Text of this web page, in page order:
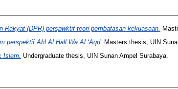
Rakyat (DPR) perspwktif teori pembatasan kekuasaan.
perspektif Ahl Al Hall Wa Al ‘Aqd. Masters thesis, UIN
Islam. Undergraduate thesis, UIN Sunan Ampel Surabaya.